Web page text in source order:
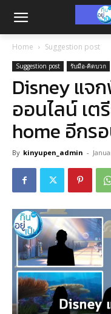
Home Suggestion post
Suggestion post รับมือ-คิดบวก
Disney แจ
ออนไลน์ เ
home อีกร
By kinyupen_admin -